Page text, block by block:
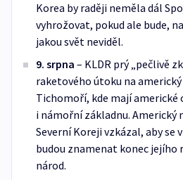
Korea by raději neměla dál
vyhrožovat, pokud ale bude,
jakou svět neviděl.
9. srpna – KLDR prý „pečlivě
raketového útoku na
Tichomoří, kde mají
i námořní základnu. Americký
Severní Koreji vzkázal, aby se
budou znamenat konec jejího
národ.